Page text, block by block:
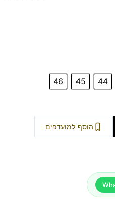
44
45
46
הוסף למועדפים